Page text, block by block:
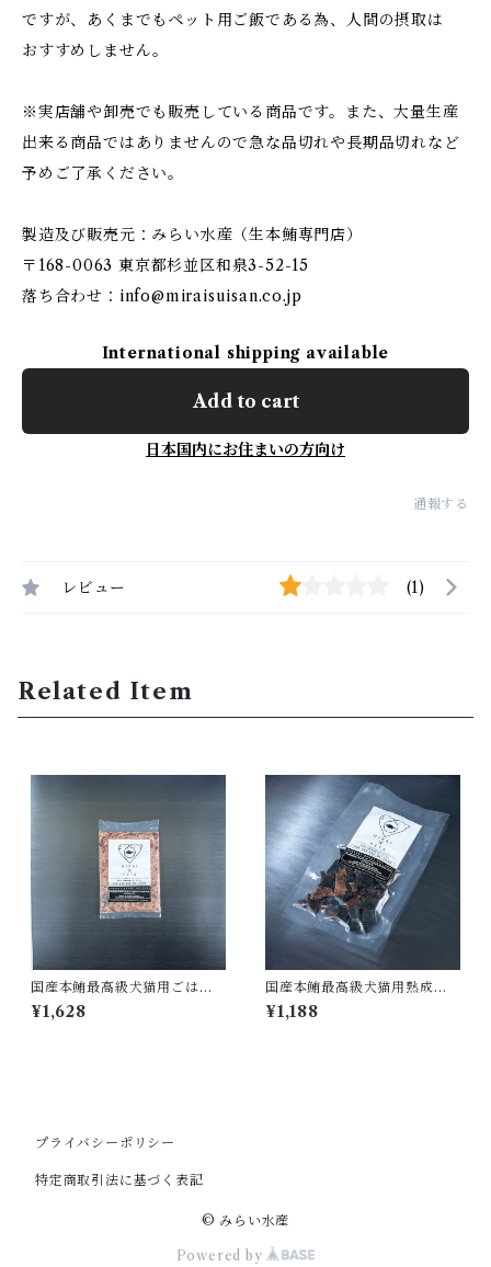
ですが、あくまでもペット用ご飯である為、人間の摂取は
おすすめしません。
※実店舗や卸売でも販売している商品です。また、大量生産
出来る商品ではありませんので急な品切れや長期品切れなど
予めご了承ください。
製造及び販売元：みらい水産（生本鮪専門店）
〒168-0063 東京都杉並区和泉3-52-15
落ち合わせ： info@miraisuisan.co.jp
International shipping available
Add to cart
日本国内にお住まいの方向け
通報する
レビュー (1)
Related Item
国産本鮪最高級犬猫用ごはん3
00g
¥1,628
国産本鮪最高級犬猫用熟成ジ
ャーキー40g
¥1,188
プライバシーポリシー
特定商取引法に基づく表記
© みらい水産
Powered by